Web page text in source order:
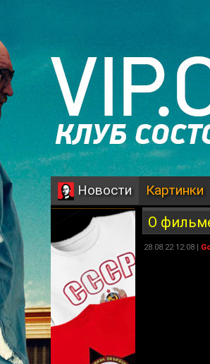
Новости Картинки
О
28.08.22 12:08 |